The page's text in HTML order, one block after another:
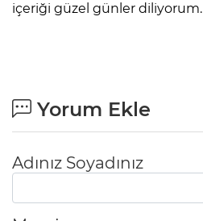
içeriği güzel günler
Yorum Ekle
Adınız Soyadınız